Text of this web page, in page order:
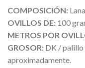
COMPOSICIÓN:
OVILLOS DE: 100
METROS POR
GROSOR: DK / palillo
aproximadamente.